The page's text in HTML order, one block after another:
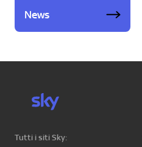
News
Tutti i siti Sky: